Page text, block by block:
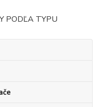
PODĽA TYPU